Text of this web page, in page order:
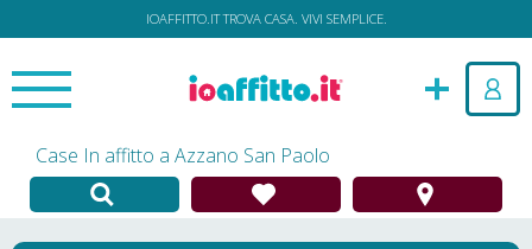
IOAFFITTO.IT TROVA CASA. VIVI SEMPLICE.
Case In affitto a Azzano San Paolo